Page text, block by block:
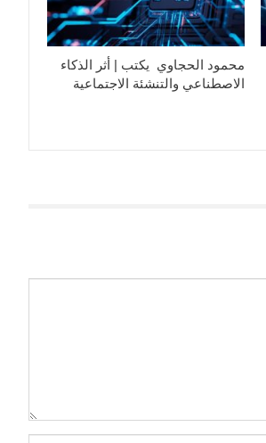
محمود الحجاوي يكتب | أثر الذكاء
الاصطناعي والتنشئة الاجتماعية